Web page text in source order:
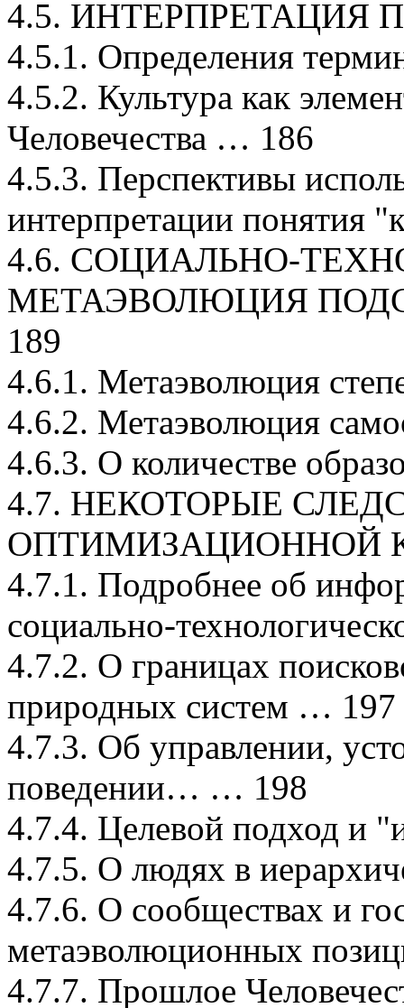
4.5. ИНТЕРПРЕТАЦИЯ
4.5.1. Определения
4.5.2. Культура как
Человечества … 186
4.5.3. Перспективы
интерпретации понятия
4.6. СОЦИАЛЬНО-
МЕТАЭВОЛЮЦИЯ
189
4.6.1. Метаэволюция
4.6.2. Метаэволюция
4.6.3. О количестве
4.7. НЕКОТОРЫЕ
ОПТИМИЗАЦИОННОЙ
4.7.1. Подробнее об
социально-
4.7.2. О границах
природных систем … 197
4.7.3. Об управлении,
поведении… … 198
4.7.4. Целевой подход и
4.7.5. О людях в
4.7.6. О сообществах и
метаэволюционных
4.7.7. Прошлое